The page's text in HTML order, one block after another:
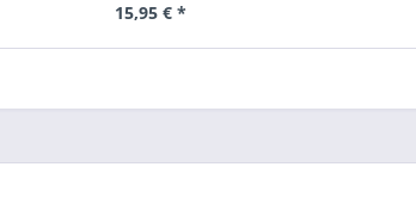
15,95 € *